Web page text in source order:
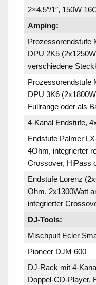
2×4,5″/1″, 150W
Amping:
Prozessorendstufe
DPU 2K5
verschiedene
Prozessorendstufe
DPU 3K6
Fullrange oder als
4-Kanal Endstufe,
Endstufe Palmer
4Ohm, integrierter
Crossover, HiPass
Endstufe Lorenz
Ohm, 2x1300Watt
integrierter
DJ-Tools:
Mischpult Ecler
Pioneer DJM 600
DJ-Rack mit 4-
Doppel-CD-Player,